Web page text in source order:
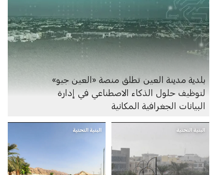
بلدية مدينة العين تطلق منصة «العين جيو»
لتوظيف حلول الذكاء الاصطناعي في إدارة
البيانات الجغرافية المكانية
البنية التحتية البنية التحتية